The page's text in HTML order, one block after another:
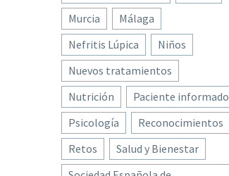
Murcia
Málaga
Nefritis Lúpica
Niños
Nuevos tratamientos
Nutrición
Paciente informado
Psicología
Reconocimientos
Retos
Salud y Bienestar